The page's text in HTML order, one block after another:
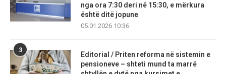
nga ora 7:30 deri në 15:30, e mërkura
është ditë jopune
05.01.2026 10:36
3
Editorial / Priten reforma në sistemin e
pensioneve – shteti mund ta marrë